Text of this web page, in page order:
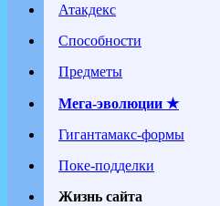
Атакдекс
Способности
Предметы
Мега-эволюции ★
Гигантамакс-формы
Поке-подделки
Жизнь сайта